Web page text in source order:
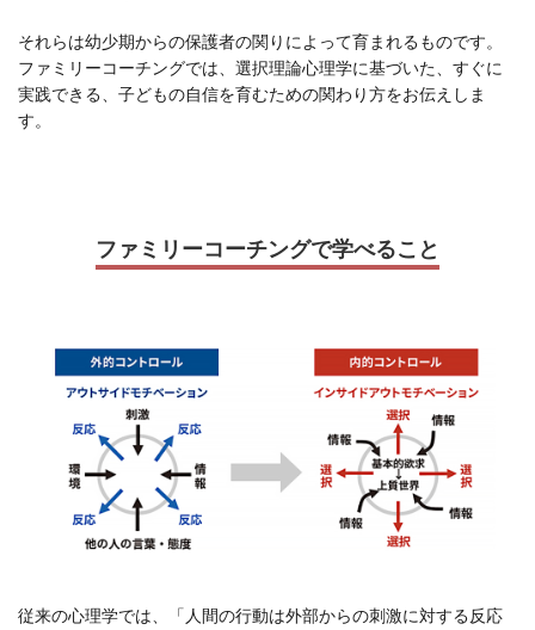
それらは幼少期からの保護者の関りによって育まれるものです。
ファミリーコーチングでは、選択理論心理学に基づいた、すぐに
実践できる、子どもの自信を育むための関わり方をお伝えしま
す。
ファミリーコーチングで学べること
従来の心理学では、「人間の行動は外部からの刺激に対する反応